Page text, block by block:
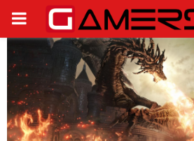
PRIMARY
MENU